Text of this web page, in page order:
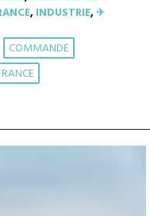
,INDUSTRIE,✈︎
COMMANDE